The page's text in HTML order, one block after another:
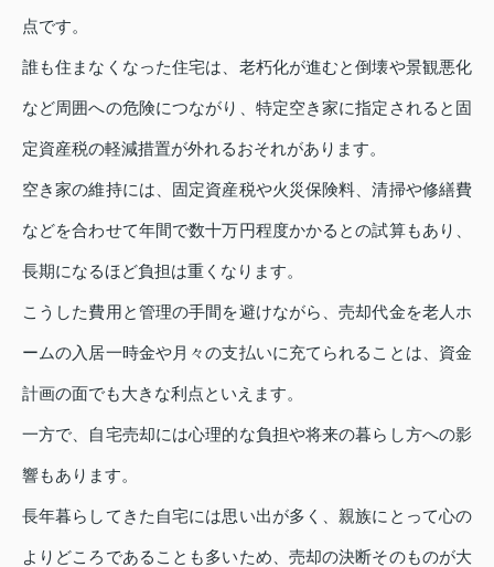
点です。
誰も住まなくなった住宅は、老朽化が進むと倒壊や景観悪化
など周囲への危険につながり、特定空き家に指定されると固
定資産税の軽減措置が外れるおそれがあります。
空き家の維持には、固定資産税や火災保険料、清掃や修繕費
などを合わせて年間で数十万円程度かかるとの試算もあり、
長期になるほど負担は重くなります。
こうした費用と管理の手間を避けながら、売却代金を老人ホ
ームの入居一時金や月々の支払いに充てられることは、資金
計画の面でも大きな利点といえます。
一方で、自宅売却には心理的な負担や将来の暮らし方への影
響もあります。
長年暮らしてきた自宅には思い出が多く、親族にとって心の
よりどころであることも多いため、売却の決断そのものが大